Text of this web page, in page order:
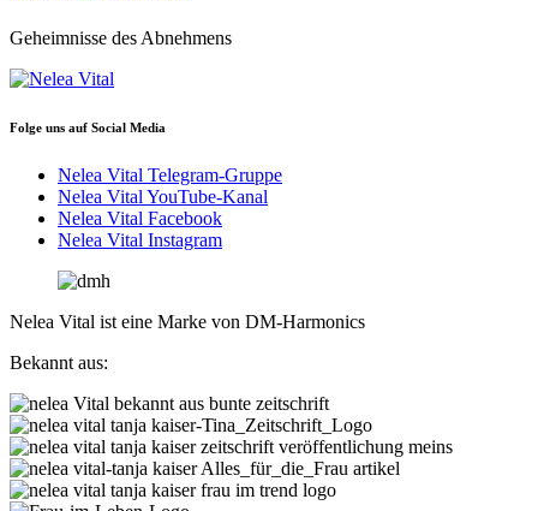
Geheimnisse des Abnehmens
Folge uns auf Social Media
Nelea Vital Telegram-Gruppe
Nelea Vital YouTube-Kanal
Nelea Vital Facebook
Nelea Vital Instagram
Nelea Vital ist eine Marke von DM-Harmonics
Bekannt aus: